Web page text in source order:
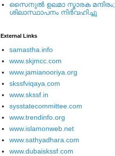
സൈനുല്‍ ഉലമാ സ്മാരക മന്ദിരം;
ശിലാസ്ഥാപനം നിര്‍വഹിച്ചു
External ‎Links
samastha.info
www.skjmcc.com
www.jamianooriya.org
skssfviqaya.com
www.skssf.in
sysstatecommittee.com
www.trendinfo.org
www.islamonweb.net
www.sathyadhara.com
www.dubaiskssf.com